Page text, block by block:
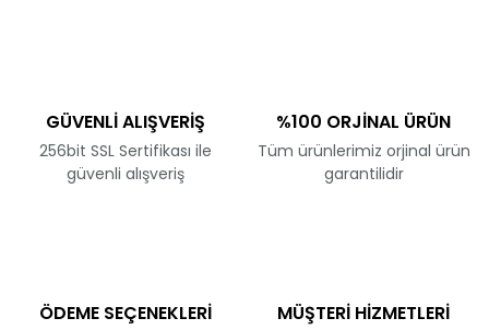
GÜVENLİ ALIŞVERİŞ
256bit SSL Sertifikası ile
güvenli alışveriş
%100 ORJİNAL ÜRÜN
Tüm ürünlerimiz orjinal ürün
garantilidir
ÖDEME SEÇENEKLERİ MÜŞTERİ HİZMETLERİ